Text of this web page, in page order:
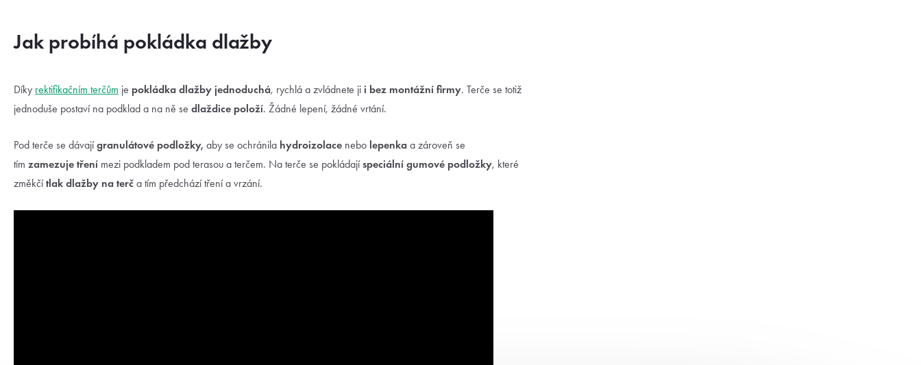
Jak probíhá pokládka dlažby
Díky rektifikačním terčům je pokládka dlažby jednoduchá, rychlá a zvládnete ji i bez montážní firmy. Terče se totiž
jednoduše postaví na podklad a na ně se dlaždice položí. Žádné lepení, žádné vrtání.
Pod terče se dávajígranulátové podložky, aby se ochránila hydroizolace nebo lepenka a zároveň se
tím zamezuje tření mezi podkladem pod terasou a terčem. Na terče se pokládajíspeciální gumové podložky, které
změkčítlak dlažby na terč a tím předchází tření a vrzání.